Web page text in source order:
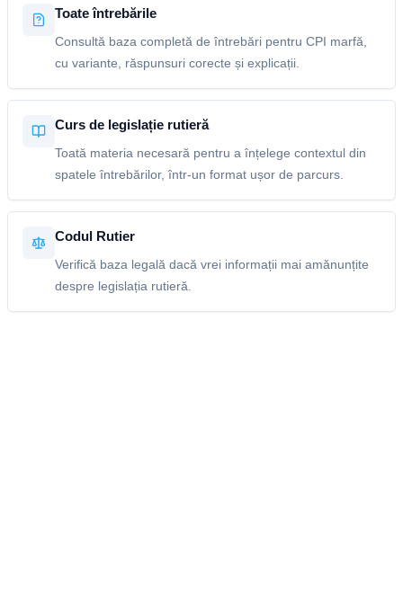
Toate întrebările
Consultă baza completă de întrebări pentru CPI marfă,
cu variante, răspunsuri corecte și explicații.
Curs de legislație rutieră
Toată materia necesară pentru a înțelege contextul din
spatele întrebărilor, într-un format ușor de parcurs.
Codul Rutier
Verifică baza legală dacă vrei informații mai amănunțite
despre legislația rutieră.